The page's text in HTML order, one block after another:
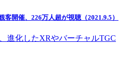
客開催、226万人超が視聴（2021.9.5）
進化したXRやバーチャルTGC